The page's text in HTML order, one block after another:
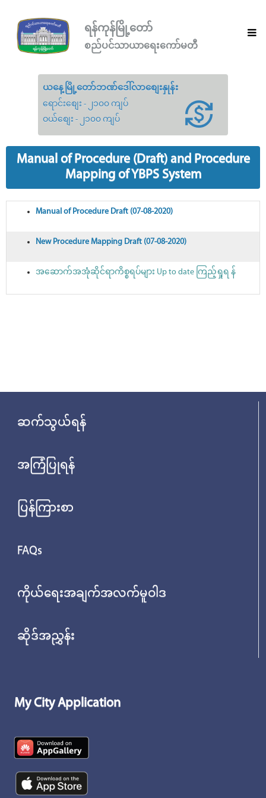
ရန်ကုန်မြို့တော်
စည်ပင်သာယာရေးကော်မတီ
ယနေ့မြို့တော်ဘဏ်ဒေါ်လာစျေးနှုန်း
ရောင်းစျေး - ၂၁၀၀ ကျပ်
ဝယ်စျေး - ၂၁၀၀ ကျပ်
Manual of Procedure (Draft) and Procedure
Mapping of YBPS System
Manual of Procedure Draft (07-08-2020)
New Procedure Mapping Draft (07-08-2020)
အဆောက်အအုံဆိုင်ရာကိစ္စရပ်များ Up to date ကြည့်ရှုရ န်
ဆက်သွယ်ရန်
အကြံပြုရန်
ပြန်ကြားစာ
FAQs
ကိုယ်ရေးအချက်အလက်မူဝါဒ
ဆိုဒ်အညွှန်း
My City Application